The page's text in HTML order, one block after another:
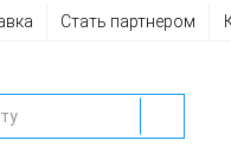
Стать партнером